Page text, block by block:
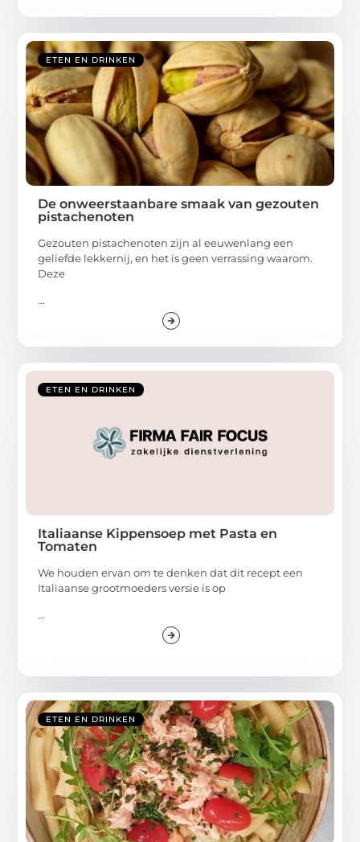
ETEN EN DRINKEN
De onweerstaanbare smaak van gezouten
pistachenoten
Gezouten pistachenoten zijn al eeuwenlang een
geliefde lekkernij, en het is geen verrassing waarom.
Deze
...
ETEN EN DRINKEN
Italiaanse Kippensoep met Pasta en
Tomaten
We houden ervan om te denken dat dit recept een
Italiaanse grootmoeders versie is op
...
ETEN EN DRINKEN